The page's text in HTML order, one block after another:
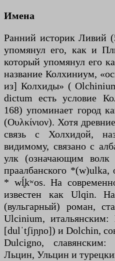
Имена
Ранний историк Ливий
упомянул его, как и
который упомянул его
название Колхиниум,
из] Колхиды» (
dictum есть условие
168) упоминает город
(Ουλκίνιον). Хотя
связь с Холхидой,
видимому, связано с
улк (означающим волк
праалбанского *(w)ulka,
* wĺ̥kʷos. На
известен как Ulqin.
(вульгарный) роман,
Ulcinium, итальянским:
[dulˈtʃiɲɲo]) и Dolchin,
Dulcigno, славянским:
Льцин, Ульцин и